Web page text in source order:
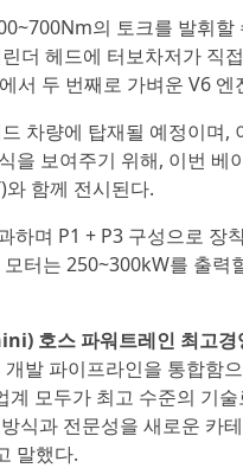
의 토크를 발휘
더 헤드에 터보차저가 직
서 두 번째로 가벼운 V6
차량에 탑재될 예정이며
을 보여주기 위해, 이번
함께 전시된다.
하며 P1 + P3 구성으로
터는 250~300kW를 출
호스 파워트레인 최고경
발 파이프라인을 통합함
계 모두가 최고 수준의 기
식과 전문성을 새로운 카
말했다.